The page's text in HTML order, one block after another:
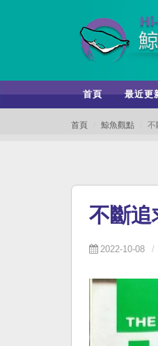
首頁 最近更
首頁 鯨魚觀點 不
不斷追
2022-10-08